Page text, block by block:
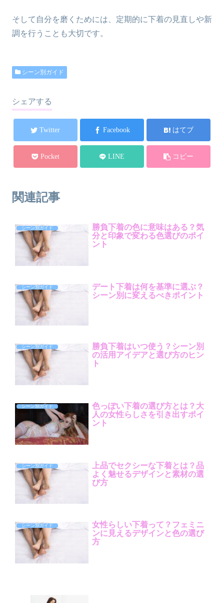
そして自分を磨くためには、定期的に下着の見直しや新
調を行うことも大切です。
シーン別ガイド
シェアする
Twitter Facebook はてブ
Pocket LINE コピー
関連記事
シーン別ガイド
勝負下着の色に意味はある？気
分と印象で変わる色選びのポイ
ント
シーン別ガイド
デート下着は何を基準に選ぶ？
シーン別に変えるべきポイント
シーン別ガイド
勝負下着はいつ使う？シーン別
の活用アイデアと選び方のヒン
ト
シーン別ガイド
色っぽい下着の選び方とは？大
人の女性らしさを引き出すポイ
ント
シーン別ガイド
上品でセクシーな下着とは？品
よく魅せるデザインと素材の選
び方
シーン別ガイド
女性らしい下着って？フェミニ
ンに見えるデザインと色の選び
方